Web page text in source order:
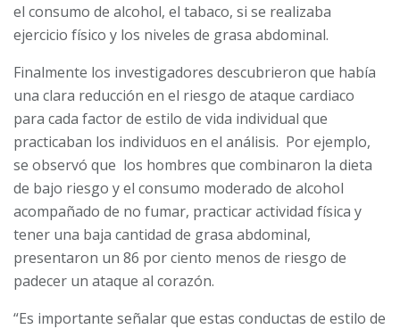
el consumo de alcohol, el tabaco, si se realizaba
ejercicio físico y los niveles de grasa abdominal.
Finalmente los investigadores descubrieron que había
una clara reducción en el riesgo de ataque cardiaco
para cada factor de estilo de vida individual que
practicaban los individuos en el análisis. Por ejemplo,
se observó que los hombres que combinaron la dieta
de bajo riesgo y el consumo moderado de alcohol
acompañado de no fumar, practicar actividad física y
tener una baja cantidad de grasa abdominal,
presentaron un 86 por ciento menos de riesgo de
padecer un ataque al corazón.
“Es importante señalar que estas conductas de estilo de